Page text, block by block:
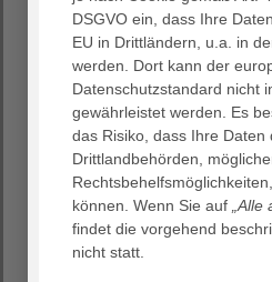
Engagement für das wohl
Patient:innen.
Erfahren Sie daher auf den
unsereGrünen Damen und
Förderverein der Kinderklinik
Krankenhaus e.V..
DSGVO ein, dass Ihre
EU in Drittländern, u.a. in
werden. Dort kann der
Datenschutzstandard nicht
gewährleistet werden. Es
das Risiko, dass Ihre Daten
Drittlandbehörden,
können. Wenn Sie auf
findet die vorgehend
nicht statt.